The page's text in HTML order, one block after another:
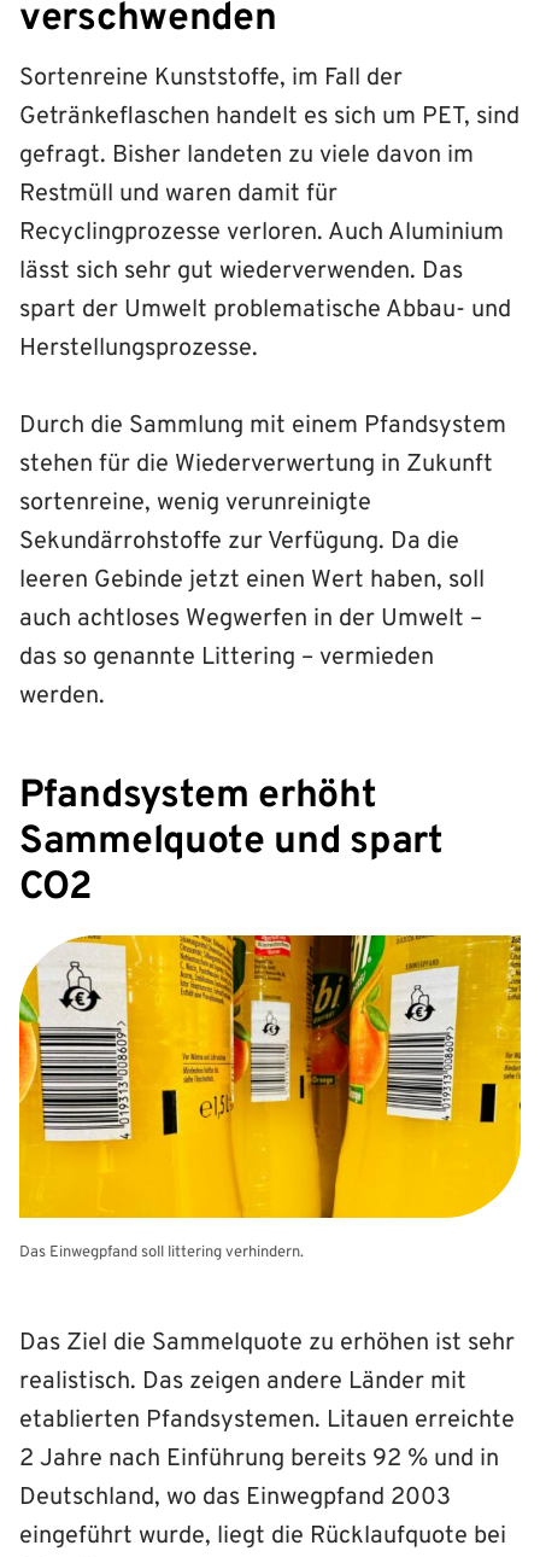
verschwenden
Sortenreine Kunststoffe, im Fall der
Getränkeflaschen handelt es sich um PET, sind
gefragt. Bisher landeten zu viele davon im
Restmüll und waren damit für
Recyclingprozesse verloren. Auch Aluminium
lässt sich sehr gut wiederverwenden. Das
spart der Umwelt problematische Abbau- und
Herstellungsprozesse.
Durch die Sammlung mit einem Pfandsystem
stehen für die Wiederverwertung in Zukunft
sortenreine, wenig verunreinigte
Sekundärrohstoffe zur Verfügung. Da die
leeren Gebinde jetzt einen Wert haben, soll
auch achtloses Wegwerfen in der Umwelt –
das so genannte Littering – vermieden
werden.
Pfandsystem erhöht
Sammelquote und spart
CO2
Das Einwegpfand soll littering verhindern.
Das Ziel die Sammelquote zu erhöhen ist sehr
realistisch. Das zeigen andere Länder mit
etablierten Pfandsystemen. Litauen erreichte
2 Jahre nach Einführung bereits 92 % und in
Deutschland, wo das Einwegpfand 2003
eingeführt wurde, liegt die Rücklaufquote bei